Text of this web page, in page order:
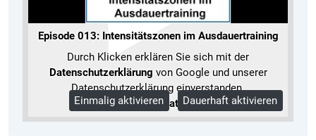
Episode 013: Intensitätszonen im Ausdauertraining
Durch Klicken erklären Sie sich mit der
Datenschutzerklärung von Google und unserer
Datenschutzerklärung einverstanden.
Mehr Informationen
Einmalig aktivieren Dauerhaft aktivieren